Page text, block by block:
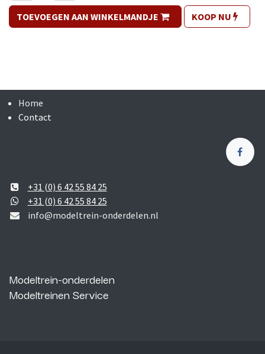
TOEVOEGEN AAN WINKELMANDJE KOOP NU
Home
Contact
+31 (0) 6 42 55 84 25
+31 (0) 6 42 55 84 25
info@modeltrein-onderdelen.nl
Modeltrein-onderdelen
Modeltreinen Service